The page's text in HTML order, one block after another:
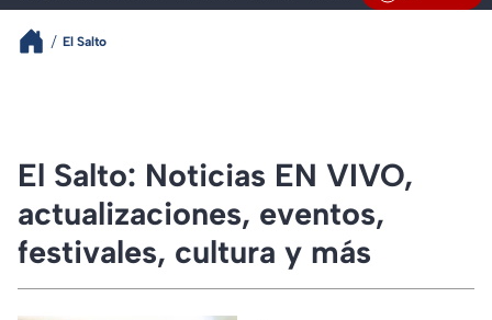
El Salto
El Salto: Noticias EN VIVO,
actualizaciones, eventos,
festivales, cultura y más